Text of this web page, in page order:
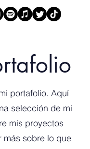
portafolio. Aquí
selección de mi
mis proyectos
más sobre lo que